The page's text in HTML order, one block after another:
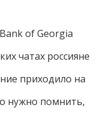
of Georgia
чатах россияне
приходило на
нужно помнить,